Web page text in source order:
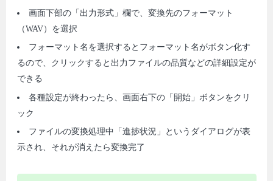
画面下部の「出力形式」欄で、変換先のフォーマット
（WAV）を選択
フォーマット名を選択するとフォーマット名がボタン化す
るので、クリックすると出力ファイルの品質などの詳細設定が
できる
各種設定が終わったら、画面右下の「開始」ボタンをクリ
ック
ファイルの変換処理中「進捗状況」というダイアログが表
示され、それが消えたら変換完了